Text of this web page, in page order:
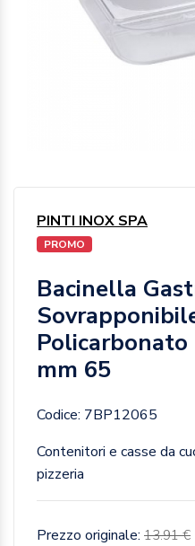
PINTI INOX SPA
PROMO
Bacinella
mm 65
Codice: 7BP12065
Contenitori e casse da
pizzeria
Prezzo originale: 13.91 €